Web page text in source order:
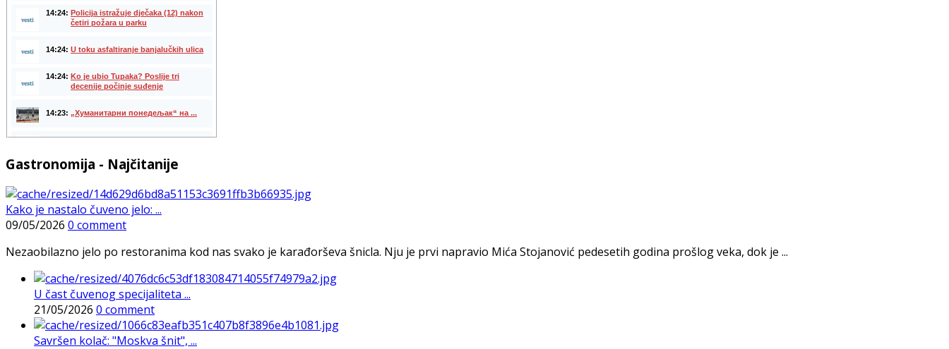
Gastronomija - Najčitanije
Kako je nastalo čuveno jelo: ...
09/05/2026 0 comment
Nezaobilazno jelo po restoranima kod nas svako je karađorševa šnicla. Nju je prvi napravio Mića Stojanović pedesetih godina prošlog veka, dok je ...
U čast čuvenog specijaliteta ...
21/05/2026 0 comment
Savršen kolač: "Moskva šnit", ...